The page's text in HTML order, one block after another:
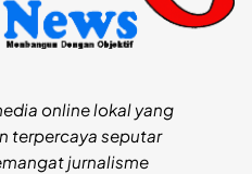
online lokal yang
terpercaya seputar
jurnalisme